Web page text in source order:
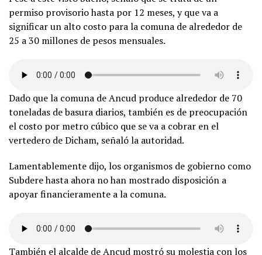
permiso provisorio hasta por 12 meses, y que va a
significar un alto costo para la comuna de alrededor de
25 a 30 millones de pesos mensuales.
Dado que la comuna de Ancud produce alrededor de 70
toneladas de basura diarios, también es de preocupación
el costo por metro cúbico que se va a cobrar en el
vertedero de Dicham, señaló la autoridad.
Lamentablemente dijo, los organismos de gobierno como
Subdere hasta ahora no han mostrado disposición a
apoyar financieramente a la comuna.
También el alcalde de Ancud mostró su molestia con los